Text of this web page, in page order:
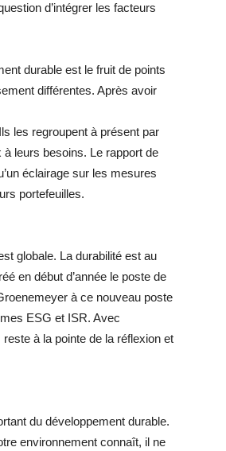
d’intégrer les facteurs
durable est le fruit de points
différentes. Après avoir
les regroupent à présent par
à leurs besoins. Le rapport de
éclairage sur les mesures
portefeuilles.
globale. La durabilité est au
en début d’année le poste de
à ce nouveau poste
ESG et ISR. Avec
à la pointe de la réflexion et
du développement durable.
environnement connaît, il ne